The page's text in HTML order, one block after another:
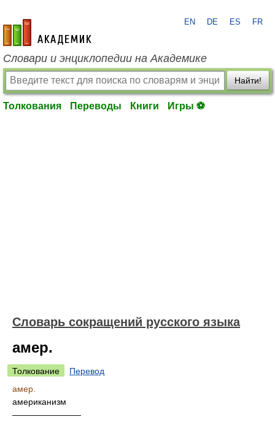
academic.ru
EN DE ES FR
Словари и энциклопедии на Академике
Найти!
Толкования Переводы Книги Игры ⚽
Словарь сокращений русского языка
амер.
Толкование
Перевод
амер.
американизм
————————